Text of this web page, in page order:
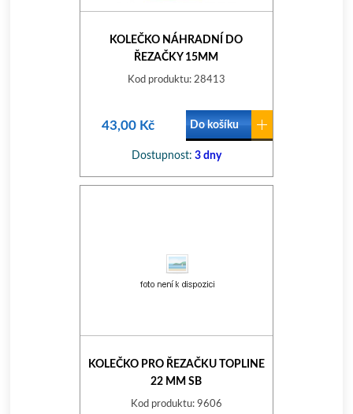
KOLEČKO NÁHRADNÍ DO
ŘEZAČKY 15MM
Kod produktu: 28413
43,00 Kč Do košíku
Dostupnost: 3 dny
KOLEČKO PRO ŘEZAČKU TOPLINE
22 MM SB
Kod produktu: 9606